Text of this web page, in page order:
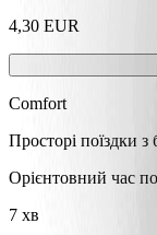
4,30 EUR
Comfort
Просторі поїздки з
Орієнтовний час
7 хв